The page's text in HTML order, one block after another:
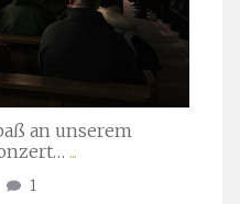
an unserem
...
1